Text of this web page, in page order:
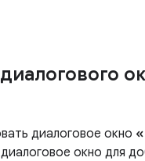
диалоговое окно
окно для